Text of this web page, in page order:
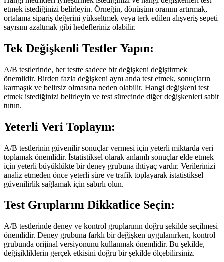
etmek istediğinizi belirleyin. Örneğin, dönüşüm oranını artırmak,
ortalama sipariş değerini yükseltmek veya terk edilen alışveriş sepeti
sayısını azaltmak gibi hedefleriniz olabilir.
Tek Değişkenli Testler Yapın:
A/B testlerinde, her testte sadece bir değişkeni değiştirmek
önemlidir. Birden fazla değişkeni aynı anda test etmek, sonuçların
karmaşık ve belirsiz olmasına neden olabilir. Hangi değişkeni test
etmek istediğinizi belirleyin ve test sürecinde diğer değişkenleri sabit
tutun.
Yeterli Veri Toplayın:
A/B testlerinin güvenilir sonuçlar vermesi için yeterli miktarda veri
toplamak önemlidir. İstatistiksel olarak anlamlı sonuçlar elde etmek
için yeterli büyüklükte bir deney grubuna ihtiyaç vardır. Verilerinizi
analiz etmeden önce yeterli süre ve trafik toplayarak istatistiksel
güvenilirlik sağlamak için sabırlı olun.
Test Gruplarını Dikkatlice Seçin:
A/B testlerinde deney ve kontrol gruplarının doğru şekilde seçilmesi
önemlidir. Deney grubuna farklı bir değişken uygulanırken, kontrol
grubunda orijinal versiyonunu kullanmak önemlidir. Bu şekilde,
değişikliklerin gerçek etkisini doğru bir şekilde ölçebilirsiniz.